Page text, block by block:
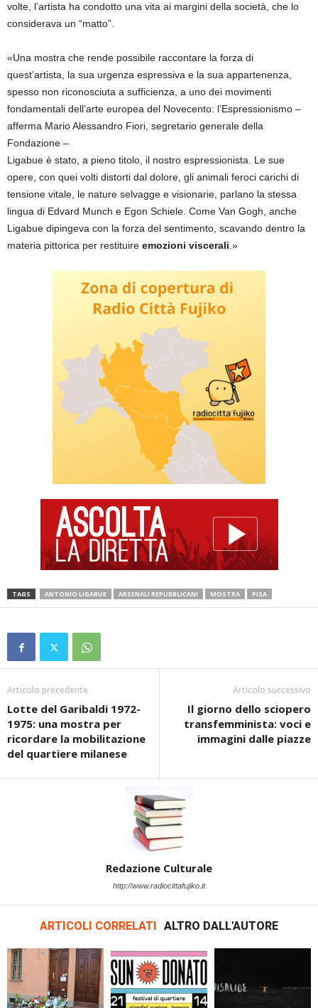
volte, l’artista ha condotto una vita ai margini della società, che lo
considerava un “matto”.
«Una mostra che rende possibile raccontare la forza di
quest’artista, la sua urgenza espressiva e la sua appartenenza,
spesso non riconosciuta a sufficienza, a uno dei movimenti
fondamentali dell’arte europea del Novecento: l’Espressionismo –
afferma Mario Alessandro Fiori, segretario generale della
Fondazione –
Ligabue è stato, a pieno titolo, il nostro espressionista. Le sue
opere, con quei volti distorti dal dolore, gli animali feroci carichi di
tensione vitale, le nature selvagge e visionarie, parlano la stessa
lingua di Edvard Munch e Egon Schiele. Come Van Gogh, anche
Ligabue dipingeva con la forza del sentimento, scavando dentro la
materia pittorica per restituire emozioni viscerali.»
TAGS ANTONIO LIGABUE ARSENALI REPUBBLICANI MOSTRA PISA
Articolo precedente
Lotte del Garibaldi 1972-
1975: una mostra per
ricordare la mobilitazione
del quartiere milanese
Articolo successivo
Il giorno dello sciopero
transfemminista: voci e
immagini dalle piazze
Redazione Culturale
http://www.radiocittafujiko.it
ARTICOLI CORRELATI ALTRO DALL'AUTORE